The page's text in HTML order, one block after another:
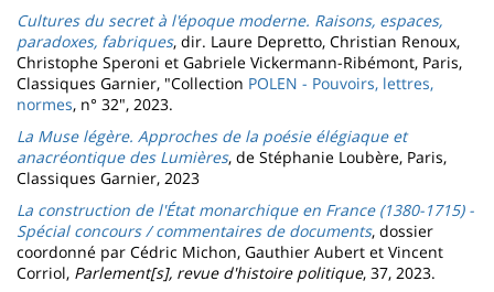
Cultures du secret à l'époque moderne. Raisons, espaces,
paradoxes, fabriques, dir. Laure Depretto, Christian Renoux,
Christophe Speroni et Gabriele Vickermann-Ribémont, Paris,
Classiques Garnier, "Collection POLEN - Pouvoirs, lettres,
normes, n° 32", 2023.
La Muse légère. Approches de la poésie élégiaque et
anacréontique des Lumières, de Stéphanie Loubère, Paris,
Classiques Garnier, 2023
La construction de l'État monarchique en France (1380-1715) -
Spécial concours / commentaires de documents, dossier
coordonné par Cédric Michon, Gauthier Aubert et Vincent
Corriol, Parlement[s], revue d'histoire politique, 37, 2023.